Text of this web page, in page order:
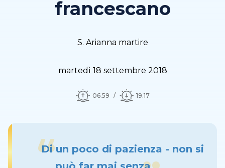
francescano
S. Arianna martire
martedì 18 settembre 2018
06.59 19.17
Di un poco di pazienza - non si